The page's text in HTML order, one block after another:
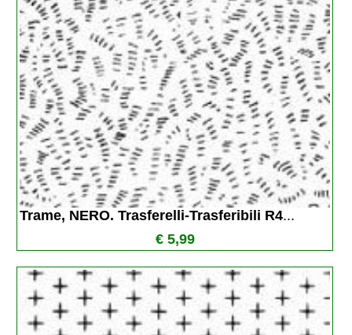
Trame, NERO. Trasferelli-Trasferibili R4...
€ 5,99